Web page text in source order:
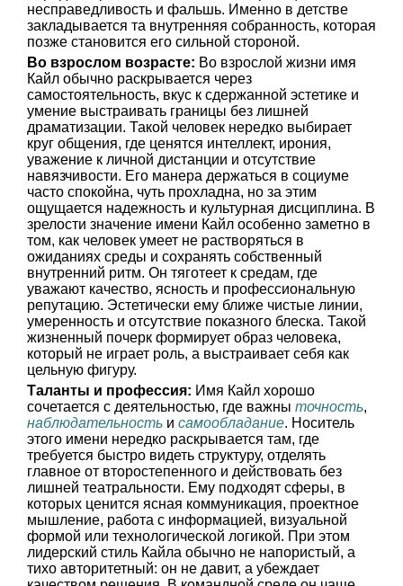
несправедливость и фальшь. Именно в детстве
закладывается та внутренняя собранность, которая
позже становится его сильной стороной.
Во взрослом возрасте: Во взрослой жизни имя
Кайл обычно раскрывается через
самостоятельность, вкус к сдержанной эстетике и
умение выстраивать границы без лишней
драматизации. Такой человек нередко выбирает
круг общения, где ценятся интеллект, ирония,
уважение к личной дистанции и отсутствие
навязчивости. Его манера держаться в социуме
часто спокойна, чуть прохладна, но за этим
ощущается надежность и культурная дисциплина. В
зрелости значение имени Кайл особенно заметно в
том, как человек умеет не растворяться в
ожиданиях среды и сохранять собственный
внутренний ритм. Он тяготеет к средам, где
уважают качество, ясность и профессиональную
репутацию. Эстетически ему ближе чистые линии,
умеренность и отсутствие показного блеска. Такой
жизненный почерк формирует образ человека,
который не играет роль, а выстраивает себя как
цельную фигуру.
Таланты и профессия: Имя Кайл хорошо
сочетается с деятельностью, где важны точность,
наблюдательность и самообладание. Носитель
этого имени нередко раскрывается там, где
требуется быстро видеть структуру, отделять
главное от второстепенного и действовать без
лишней театральности. Ему подходят сферы, в
которых ценится ясная коммуникация, проектное
мышление, работа с информацией, визуальной
формой или технологической логикой. При этом
лидерский стиль Кайла обычно не напористый, а
тихо авторитетный: он не давит, а убеждает